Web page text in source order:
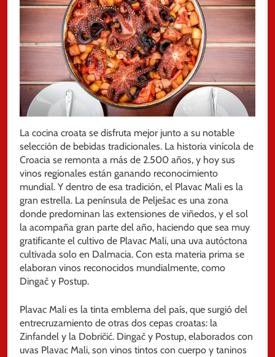
La cocina croata se disfruta mejor junto a su notable
selección de bebidas tradicionales. La historia vinícola de
Croacia se remonta a más de 2.500 años, y hoy sus
vinos regionales están ganando reconocimiento
mundial. Y dentro de esa tradición, el Plavac Mali es la
gran estrella. La península de Pelješac es una zona
donde predominan las extensiones de viñedos, y el sol
la acompaña gran parte del año, haciendo que sea muy
gratificante el cultivo de Plavac Mali, una uva autóctona
cultivada solo en Dalmacia. Con esta materia prima se
elaboran vinos reconocidos mundialmente, como
Dingač y Postup.
Plavac Mali es la tinta emblema del país, que surgió del
entrecruzamiento de otras dos cepas croatas: la
Zinfandel y la Dobričić. Dingač y Postup, elaborados con
uvas Plavac Mali, son vinos tintos con cuerpo y taninos